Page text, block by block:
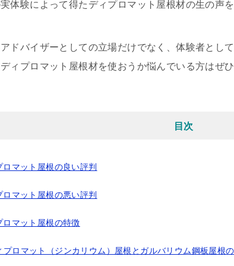
体験によって得たディプロマット屋根材の生の声
ドバイザーとしての立場だけでなく、体験者とし
ィプロマット屋根材を使おうか悩んでいる方はぜ
目次
ロマット屋根の良い評判
ロマット屋根の悪い評判
ロマット屋根の特徴
プロマット（ジンカリウム）屋根とガルバリウム鋼板屋根